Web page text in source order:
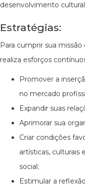
desenvolvimento cultural
Estratégias:
Para cumprir sua
realiza esforços
Promover a
no mercado
Expandir suas
Aprimorar sua
Criar condições
artísticas, culturais
social;
Estimular a